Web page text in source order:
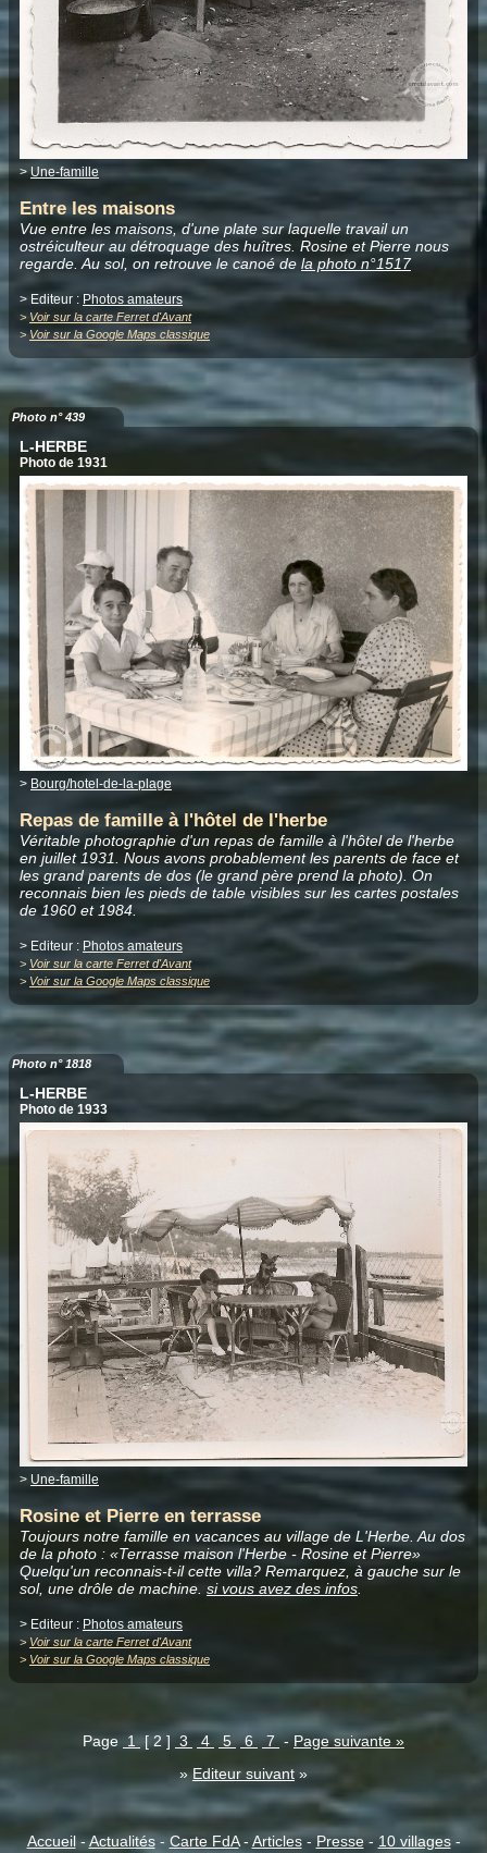
>Une-famille
Entre les maisons
Vue entre les maisons, d'une plate sur laquelle travail un
ostréiculteur au détroquage des huîtres. Rosine et Pierre nous
regarde. Au sol, on retrouve le canoé de la photo n°1517
> Editeur : Photos amateurs
> Voir sur la carte Ferret d'Avant
>Voir sur la Google Maps classique
Photo n° 439
L-HERBE
Photo de 1931
> Bourg/hotel-de-la-plage
Repas de famille à l'hôtel de l'herbe
Véritable photographie d'un repas de famille à l'hôtel de l'herbe
en juillet 1931. Nous avons probablement les parents de face et
les grand parents de dos (le grand père prend la photo). On
reconnais bien les pieds de table visibles sur les cartes postales
de 1960 et 1984.
> Editeur : Photos amateurs
> Voir sur la carte Ferret d'Avant
> Voir sur la Google Maps classique
Photo n° 1818
L-HERBE
Photo de 1933
> Une-famille
Rosine et Pierre en terrasse
Toujours notre famille en vacances au village de L'Herbe. Au dos
de la photo : «Terrasse maison l'Herbe - Rosine et Pierre»
Quelqu'un reconnais-t-il cette villa? Remarquez, à gauche sur le
sol, une drôle de machine. si vous avez des infos
> Editeur : Photos amateurs
> Voir sur la carte Ferret d'Avant
> Voir sur la Google Maps classique
Page 1 [ 2 ] 3 4 5 6 7-Page suivante »
»Editeur suivant »
Accueil-Actualités- Carte FdA- Articles- Presse- 10 villages-